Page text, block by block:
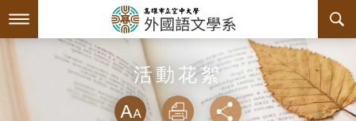
到
要
最新消息
活動花絮
略過字型切
放大
列印 分享